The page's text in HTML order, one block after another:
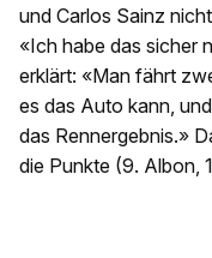
und Carlos Sainz
«Ich habe das sicher
erklärt: «Man fährt
es das Auto kann,
das Rennergebnis.»
die Punkte (9. Albon,